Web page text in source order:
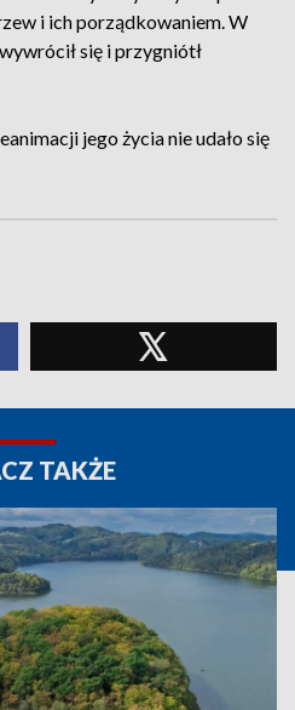
i ich porządkowaniem. W
się i przygniótł
jego życia nie udało się
TAKŻE